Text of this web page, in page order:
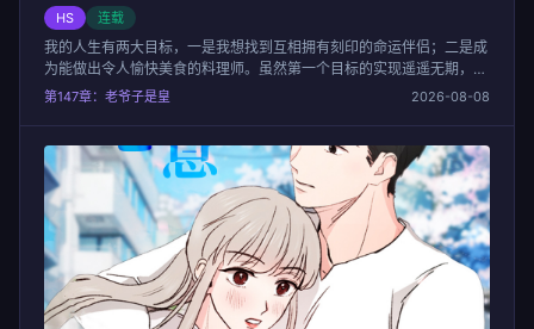
HS 连载
我的人生有两大目标，一是我想找到互相拥有刻印的命运伴侣；二是成
为能做出令人愉快美食的料理师。虽然第一个目标的实现遥遥无期，但
是第二个目标正在稳步进行中。大学毕业后，我顺利的进入一家理想的
第147章：老爷子是皇 2026-08-08